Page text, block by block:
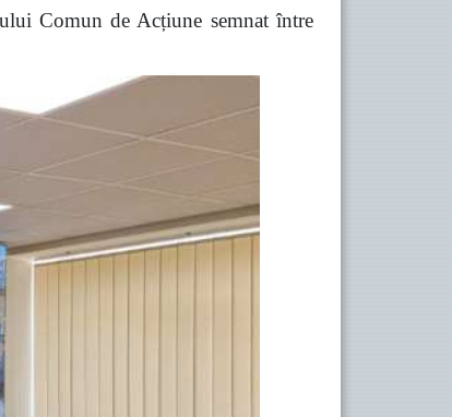
Comun de Acțiune semnat între